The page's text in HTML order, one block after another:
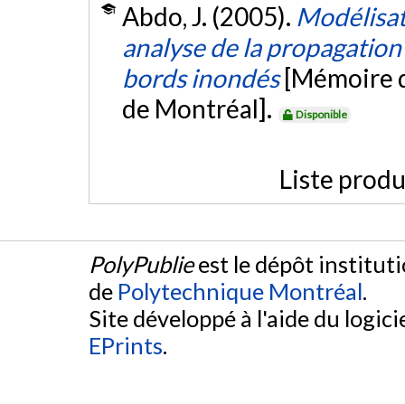
Abdo, J. (2005).
analyse de la
bords inondés [Mémoire
de Montréal].
Disponible
Liste
PolyPublieest le dépôt
de Polytechnique Montréal.
Site développé à l'aide du
EPrints.